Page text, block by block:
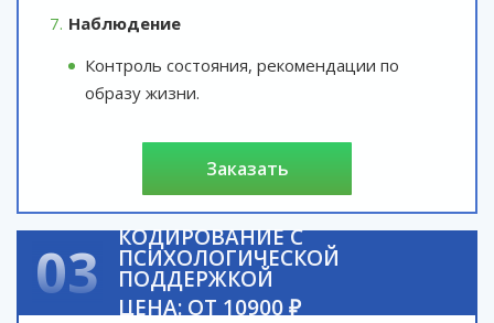
Наблюдение
Контроль состояния, рекомендации по
образу жизни.
заказать
03 КОДИРОВАНИЕ С
ПСИХОЛОГИЧЕСКОЙ
ПОДДЕРЖКОЙ
ЦЕНА: ОТ 10900 ₽